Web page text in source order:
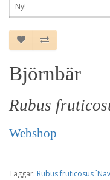
Ny!
Björnbär
Rubus
Webshop
Taggar: Rubus fruticosus